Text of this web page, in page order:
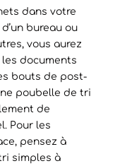
dans votre
bureau ou
vous aurez
documents
bouts de post-
poubelle de tri
de
Pour les
pensez à
simples à